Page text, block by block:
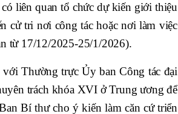
liên quan tổ chức dự kiến giới thiệu
cử tri nơi công tác hoặc nơi làm việc
từ 17/12/2025-25/1/2026).
Thường trực Ủy ban Công tác đại
trách khóa XVI ở Trung ương để
Bí thư cho ý kiến làm căn cứ triển